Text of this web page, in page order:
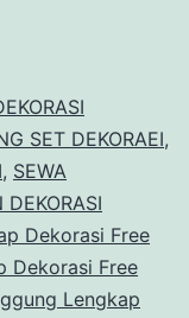
SET DEKORAEI,
, SEWA
DEKORASI
Dekorasi Free
Dekorasi Free
Lengkap